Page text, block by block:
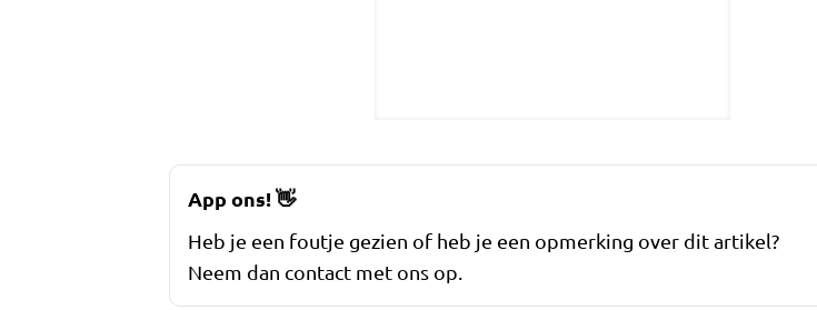
App ons!👋
Heb je een foutje gezien of heb je een opmerking over dit artikel?
Neem dan contact met ons op.